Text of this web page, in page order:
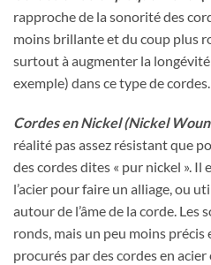
rapproche de la sonorité des
moins brillante et du coup plus
surtout à augmenter la
exemple) dans ce type de cordes.
Cordes en Nickel (Nickel
réalité pas assez résistant que
des cordes dites « pur nickel ». Il
l’acier pour faire un alliage, ou
autour de l’âme de la corde. Les
ronds, mais un peu moins
procurés par des cordes en